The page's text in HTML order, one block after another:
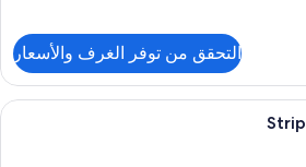
التحقق من توفر الغرف والأسعار
أغطية فراش متميزة وأسرّة بطبقة علوية